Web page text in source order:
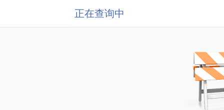
正在查询中